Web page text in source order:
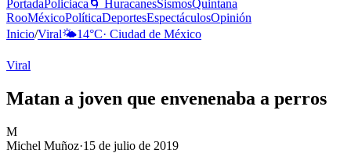
PortadaPoliciaca 🌀 HuracanesSismosQuintana
RooMéxicoPolíticaDeportesEspectáculosOpinión
Inicio/Viral🌤️14°C· Ciudad de México
Viral
Matan a joven que envenenaba a perros
M
Michel Muñoz·15 de julio de 2019